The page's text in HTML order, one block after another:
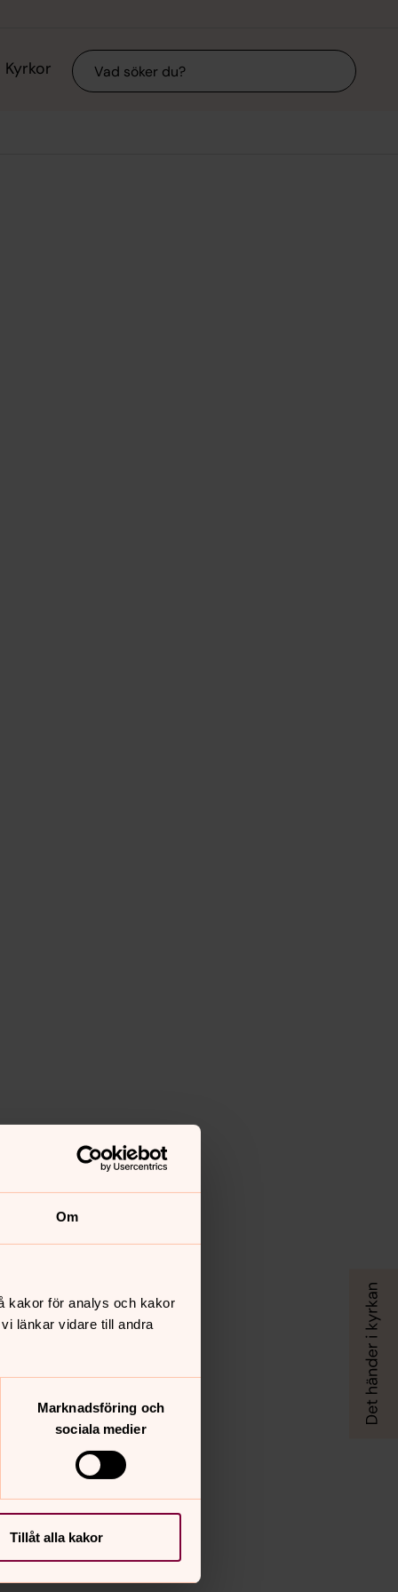
Om
kakor för analys och kakor
länkar vidare till andra
Marknadsföring och
sociala medier
Tillåt alla kakor
Kyrkor Sök